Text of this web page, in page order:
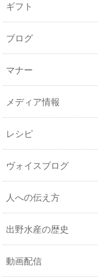
ギフト
ブログ
マナー
メディア情報
レシピ
ヴォイスブログ
人への伝え方
出野水産の歴史
動画配信